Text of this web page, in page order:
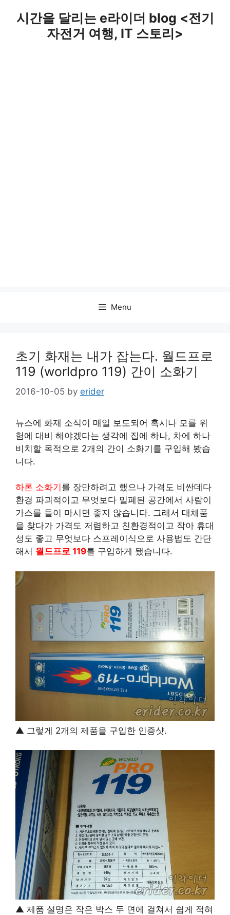
시간을 달리는 e라이더 blog <전기
자전거 여행, IT 스토리>
Menu
초기 화재는 내가 잡는다. 월드프로
119 (worldpro 119) 간이 소화기
2016-10-05 by erider
뉴스에 화재 소식이 매일 보도되어 혹시나 모를 위
험에 대비 해야겠다는 생각에 집에 하나, 차에 하나
비치할 목적으로 2개의 간이 소화기를 구입해 봤습
니다.
하론 소화기 를 장만하려고 했으나 가격도 비싼데다
환경 파괴적이고 무엇보다 밀폐된 공간에서 사람이
가스를 들이 마시면 좋지 않습니다. 그래서 대체품
을 찾다가 가격도 저렴하고 친환경적이고 작아 휴대
성도 좋고 무엇보다 스프레이식으로 사용법도 간단
해서 월드프로 119를 구입하게 됐습니다.
▲ 그렇게 2개의 제품을 구입한 인증샷.
▲ 제품 설명은 작은 박스 두 면에 걸쳐서 쉽게 적혀